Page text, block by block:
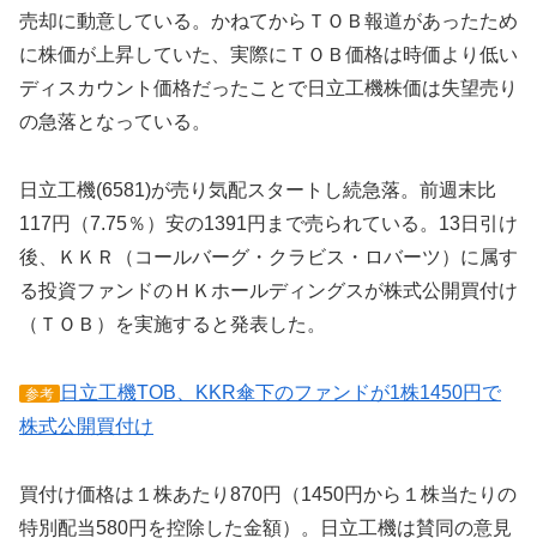
売却に動意している。かねてからＴＯＢ報道があったため
に株価が上昇していた、実際にＴＯＢ価格は時価より低い
ディスカウント価格だったことで日立工機株価は失望売り
の急落となっている。
日立工機(6581)が売り気配スタートし続急落。前週末比
117円（7.75％）安の1391円まで売られている。13日引け
後、ＫＫＲ（コールバーグ・クラビス・ロバーツ）に属す
る投資ファンドのＨＫホールディングスが株式公開買付け
（ＴＯＢ）を実施すると発表した。
参考 日立工機TOB、KKR傘下のファンドが1株1450円で
株式公開買付け
買付け価格は１株あたり870円（1450円から１株当たりの
特別配当580円を控除した金額）。日立工機は賛同の意見